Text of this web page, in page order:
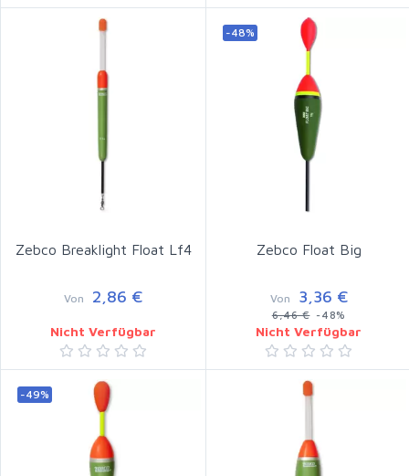
Zebco Breaklight Float Lf4
Von 2,86 €
Nicht Verfügbar
-48%
Zebco Float Big
Von 3,36 €
6,46 €-48%
Nicht Verfügbar
-49%